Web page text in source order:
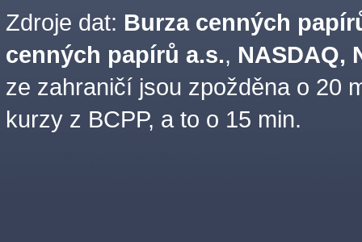
Zdroje dat: Burza cenných
cenných papírů a.s., NASDAQ,
ze zahraničí jsou zpožděna o 20
kurzy z BCPP, a to o 15 min.